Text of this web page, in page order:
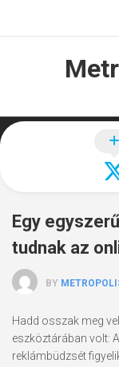
Egy
tudnak az
BY
Hadd osszak meg
eszköztárában volt:
reklámbüdzsét